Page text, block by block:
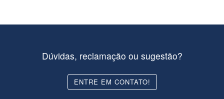
Dúvidas, reclamação ou sugestão?
ENTRE EM CONTATO!